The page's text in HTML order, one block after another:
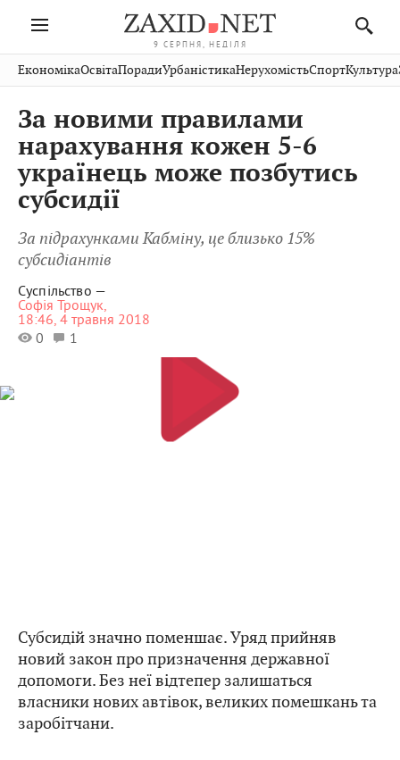
9 СЕРПНЯ, НЕДІЛЯ
Івано-
Франківськ
Волинь
Закарпаття
Рівне
Шептицький
Стрий
Хмельницький
Публікації
Авто СловкоКультура
Кіно Дім Спорт
ФотоОсвітаНерухомість
Домашні
тварини
ЕкономікаОсвітаПорадиУрбаністикаНерухомістьСпортКультура
За новими правилами
нарахування кожен 5-6
українець може позбутись
субсидії
За підрахунками Кабміну, це близько 15%
субсидіантів
Суспільство —
Софія Трощук,
18:46, 4 травня 2018
0
1
Субсидій значно поменшає. Уряд прийняв
новий закон про призначення державної
допомоги. Без неї відтепер залишаться
власники нових автівок, великих помешкань та
заробітчани.